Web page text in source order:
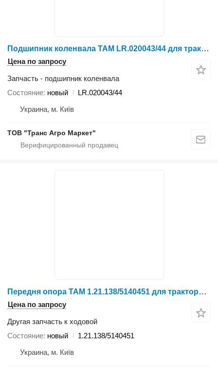
Подшипник коленвала TAM LR.020043/44 для трактора колесного YTO 1304/1404
Цена по запросу
Запчасть - подшипник коленвала
Состояние новый
LR.020043/44
Украина, м. Київ
ТОВ "Транс Агро Маркет"
Передня опора TAM 1.21.138/5140451 для трактора колесного YTO X804/X904/LX954/NLX1024/NLX1054/X1204/NLX1304/NLX1404
Цена по запросу
Другая запчасть к ходовой
Состояние новый
1.21.138/5140451
Украина, м. Київ